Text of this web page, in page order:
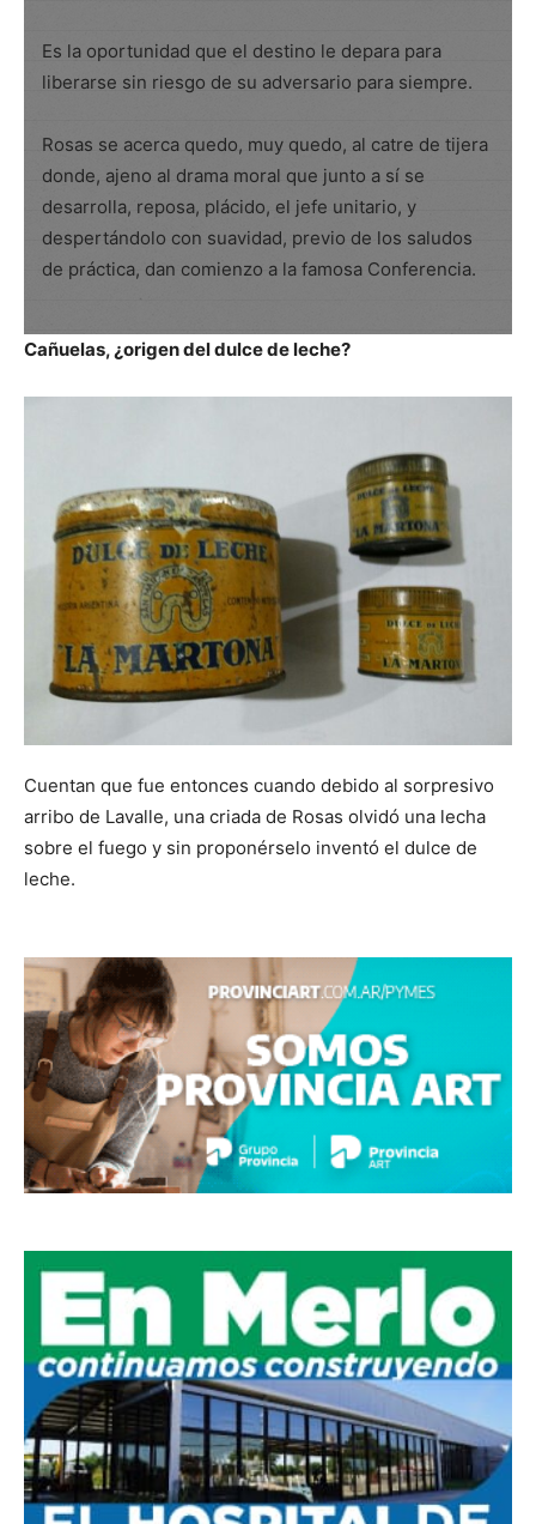
Es la oportunidad que el destino le depara para
liberarse sin riesgo de su adversario para siempre.
Rosas se acerca quedo, muy quedo, al catre de tijera
donde, ajeno al drama moral que junto a sí se
desarrolla, reposa, plácido, el jefe unitario, y
despertándolo con suavidad, previo de los saludos
de práctica, dan comienzo a la famosa Conferencia.
Cañuelas, ¿origen del dulce de leche?
Cuentan que fue entonces cuando debido al sorpresivo
arribo de Lavalle, una criada de Rosas olvidó una lecha
sobre el fuego y sin proponérselo inventó el dulce de
leche.